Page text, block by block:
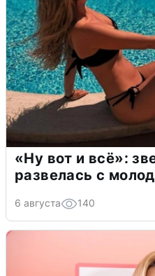
«Ну вот и всё»:
развелась с
6 августа 140